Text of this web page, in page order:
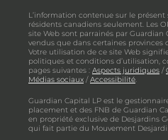
L’information contenue sur le
résidents canadiens seulement. Les
site Web sont parrainés par Guardian
vendus que dans certaines provinces
Votre utilisation de ce site Web
politiques et conditions d’utilisation,
pages suivantes : Aspects juridiques /
Médias sociaux /Accessibilité.
Guardian Capital LP est le
placement et des FNB de Guardian
en propriété exclusive de Desjardins
qui fait partie du Mouvement